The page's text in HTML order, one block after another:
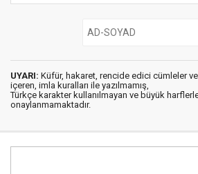
UYARI: Küfür, hakaret, rencide edici cümleler
içeren, imla kuralları ile yazılmamış,
Türkçe karakter kullanılmayan ve büyük
onaylanmamaktadır.